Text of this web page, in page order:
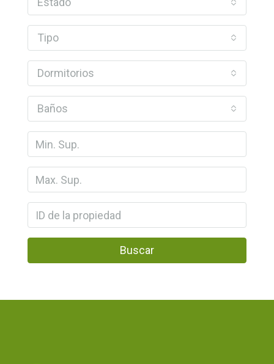
Tipo
Dormitorios
Baños
Buscar